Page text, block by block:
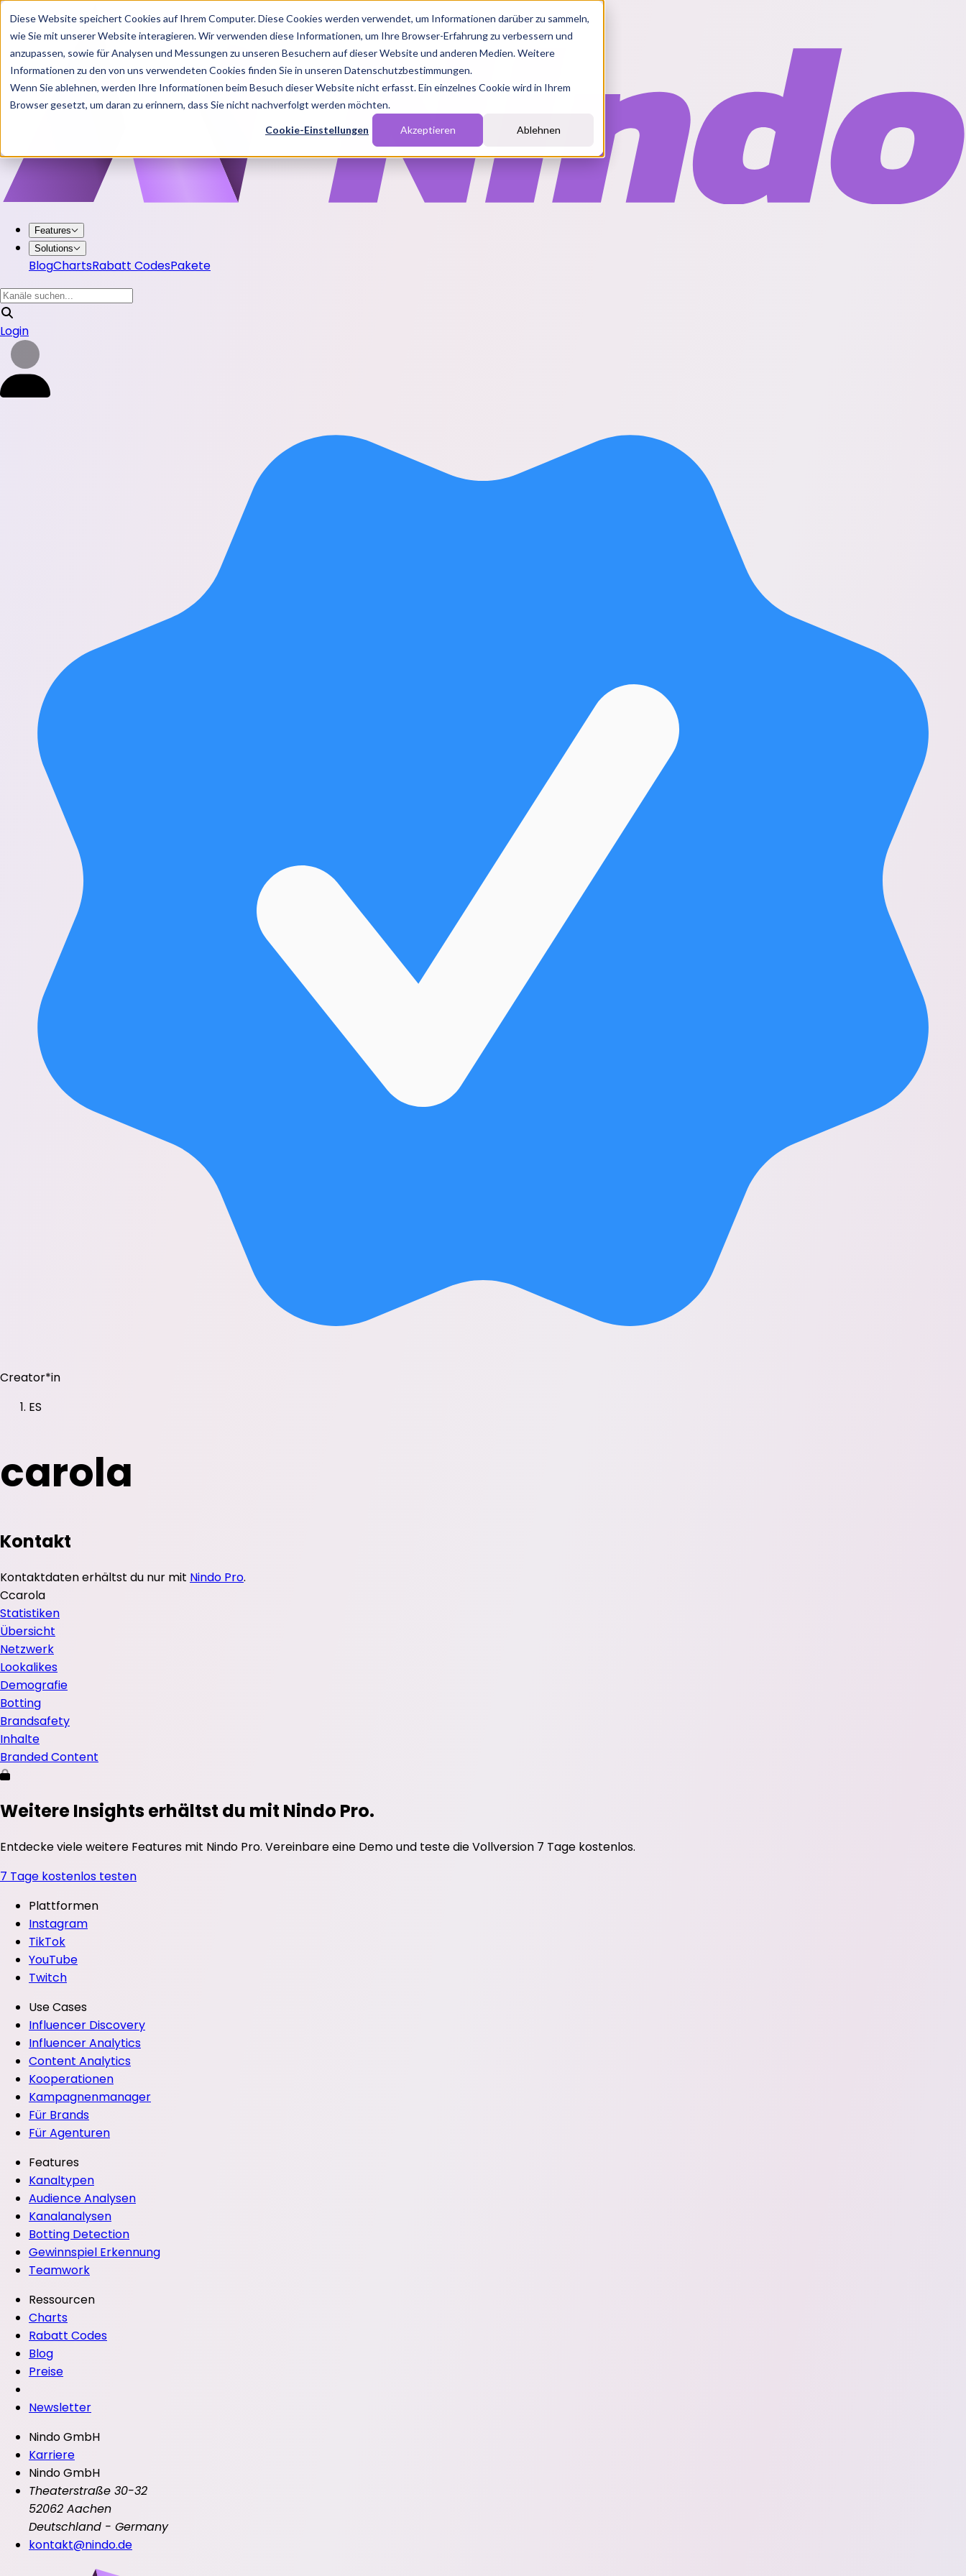
Diese Website speichert Cookies auf Ihrem Computer. Diese Cookies werden verwendet, um Informationen darüber zu sammeln,
wie Sie mit unserer Website interagieren. Wir verwenden diese Informationen, um Ihre Browser-Erfahrung zu verbessern und
anzupassen, sowie für Analysen und Messungen zu unseren Besuchern auf dieser Website und anderen Medien. Weitere
Informationen zu den von uns verwendeten Cookies finden Sie in unseren Datenschutzbestimmungen.
Wenn Sie ablehnen, werden Ihre Informationen beim Besuch dieser Website nicht erfasst. Ein einzelnes Cookie wird in Ihrem
Browser gesetzt, um daran zu erinnern, dass Sie nicht nachverfolgt werden möchten.
Cookie-Einstellungen Akzeptieren Ablehnen
Features
Solutions
BlogChartsRabatt CodesPakete
Login
Creator*in
ES
carola
Kontakt
Kontaktdaten erhältst du nur mit Nindo Pro.
Ccarola
Statistiken
Übersicht
Netzwerk
Lookalikes
Demografie
Botting
Brandsafety
Inhalte
Branded Content
Weitere Insights erhältst du mit Nindo Pro.
Entdecke viele weitere Features mit Nindo Pro. Vereinbare eine Demo und teste die Vollversion 7 Tage kostenlos.
7 Tage kostenlos testen
Plattformen
Instagram
TikTok
YouTube
Twitch
Use Cases
Influencer Discovery
Influencer Analytics
Content Analytics
Kooperationen
Kampagnenmanager
Für Brands
Für Agenturen
Features
Kanaltypen
Audience Analysen
Kanalanalysen
Botting Detection
Gewinnspiel Erkennung
Teamwork
Ressourcen
Charts
Rabatt Codes
Blog
Preise
Newsletter
Nindo GmbH
Karriere
Nindo GmbH
Theaterstraße 30-32
52062 Aachen
Deutschland - Germany
kontakt@nindo.de